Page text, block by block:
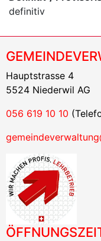
definitiv
Hauptstrasse 4
5524 Niederwil AG
056 619 10 10